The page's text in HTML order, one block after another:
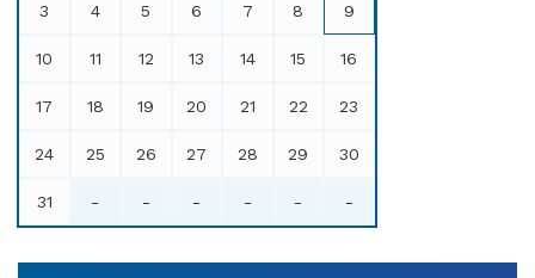
3 4 5 6 7 8 9
10 11 12 13 14 15 16
17 18 19 20 21 22 23
24 25 26 27 28 29 30
31 - - - - - -